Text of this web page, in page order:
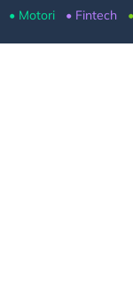
• Motori • Fintech